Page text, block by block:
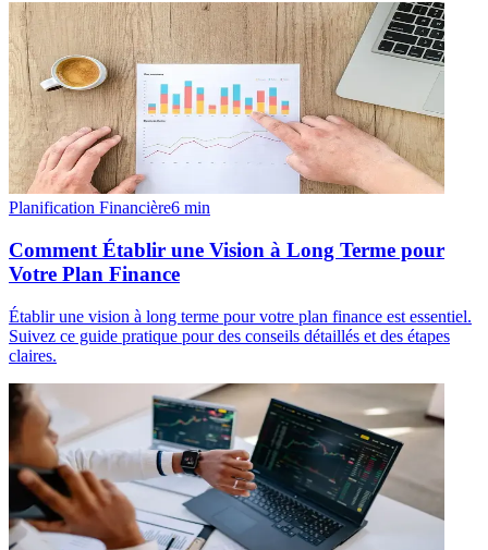
Planification Financière6 min
Comment Établir une Vision à Long Terme pour
Votre Plan Finance
Établir une vision à long terme pour votre plan finance est essentiel.
Suivez ce guide pratique pour des conseils détaillés et des étapes
claires.